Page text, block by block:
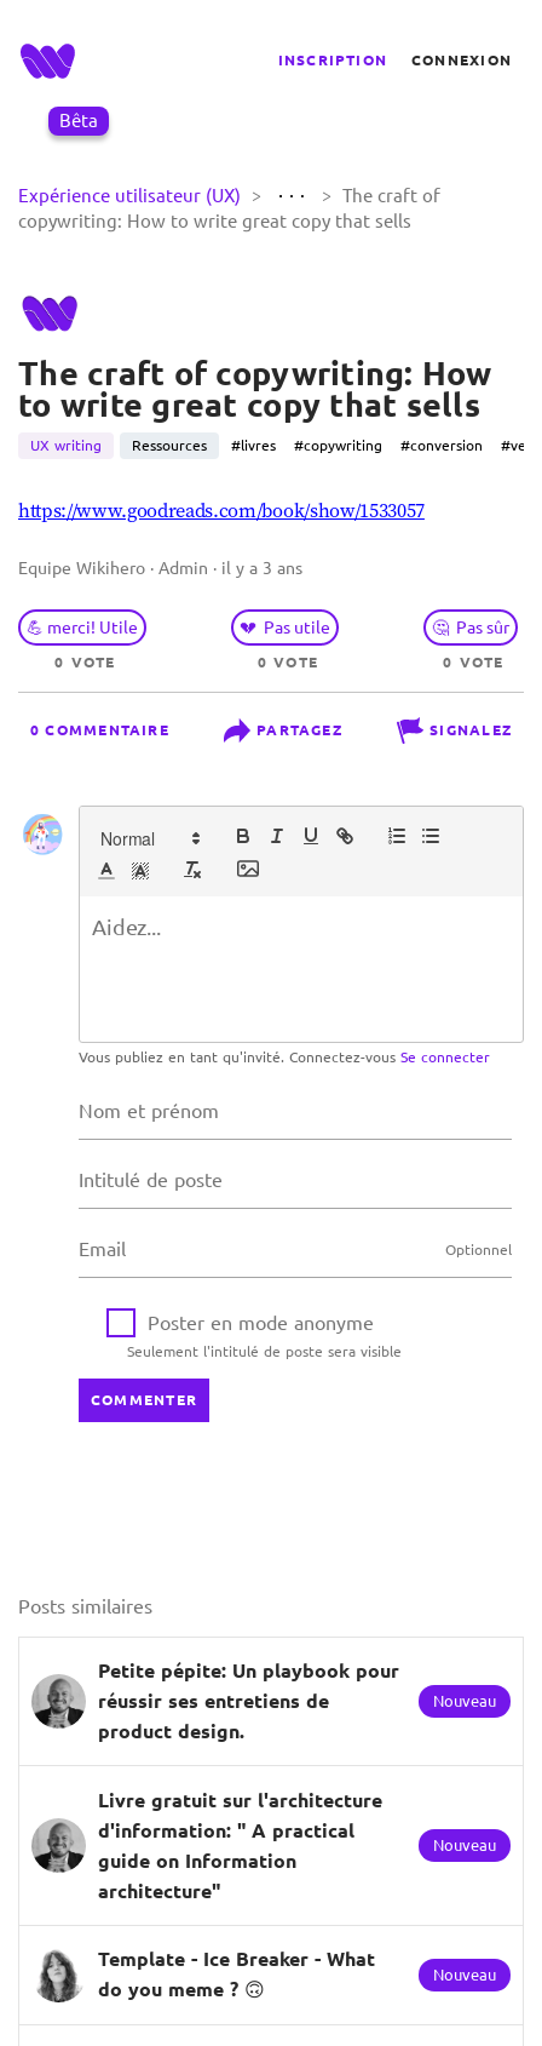
Bêta
INSCRIPTION CONNEXION
Expérience utilisateur (UX) > > The craft of
copywriting: How to write great copy that sells
The craft of copywriting: How
to write great copy that sells
UX writing Ressources #livres #copywriting #conversion
https://www.goodreads.com/book/show/1533057
Equipe Wikihero · Admin · il y a 3 ans
💪 merci! Utile
0 VOTE
💔 Pas utile
0 VOTE
🤔 Pas sûr
0 VOTE
0 COMMENTAIRE PARTAGEZ SIGNALEZ
Vous publiez en tant qu'invité. Connectez-vous Se connecter
Nom et prénom
Intitulé de poste
Email Optionnel
Poster en mode anonyme
Seulement l'intitulé de poste sera visible
COMMENTER
Posts similaires
Petite pépite: Un playbook pour
réussir ses entretiens de
product design.
Nouveau
Livre gratuit sur l'architecture
d'information: " A practical
guide on Information
architecture"
Nouveau
Template - Ice Breaker - What
do you meme ? 🙃
Nouveau